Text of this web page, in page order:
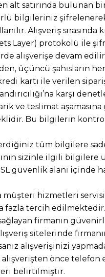
en alt satırında
bilgileriniz
Alışveriş
Layer) protokolü ile
alışverişe devam
üçüncü şahısların
kartı ile verilen
karşı
ve teslimat
Bu bilgilerin
tüm bilgilere
sizinle ilgili bilgilere
güvenlik alanı
müşteri hizmetleri
tercih edilmektedir.
firmanın
sitelerinde
alışverişinizi
alışverişten önce
belirtilmiştir.